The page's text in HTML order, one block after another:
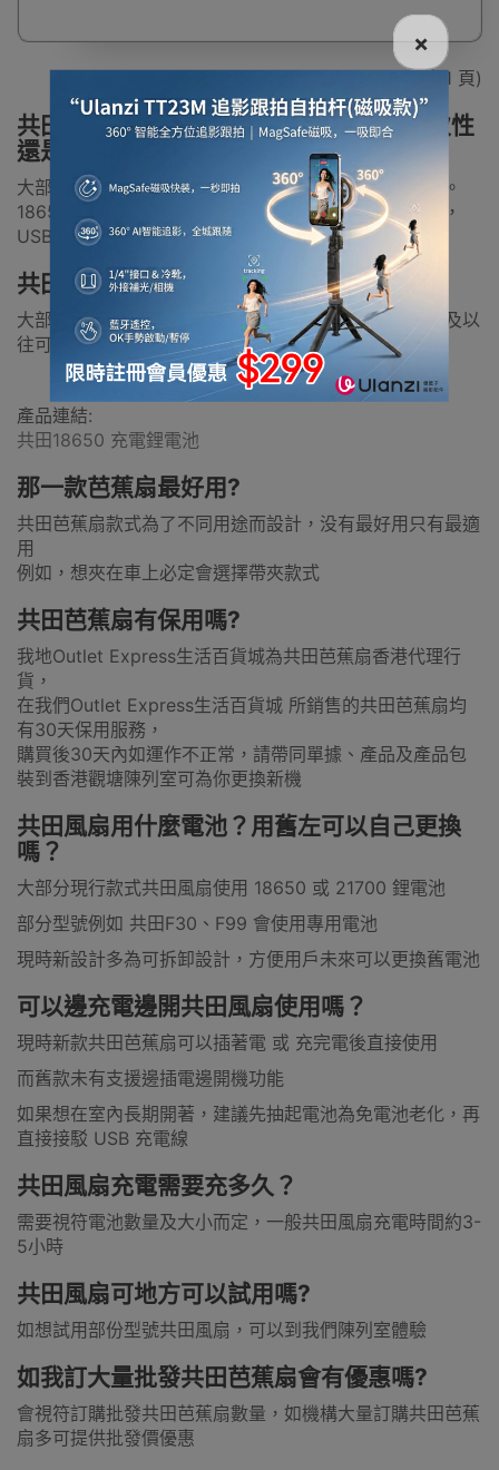
顯示 1 - 2 / 2 (共 1 頁)
×
共田芭蕉扇使用的是什麼電池?電池是一次性
還是充電式?
大部分共田芭蕉扇都是使用共田自家生產18650鋰電池。
18650鋰電池是一種可重用的充電式電池，電量用光後，
USB充電線插到風扇機身直接可為電池充電。
共田芭蕉扇能自行更換電池嗎?
大部份新款型號能更換電池，如電池使用多次後效果不及以
往可以自行更換電池。
產品連結:
共田18650 充電鋰電池
那一款芭蕉扇最好用?
共田芭蕉扇款式為了不同用途而設計，没有最好用只有最適
用
例如，想夾在車上必定會選擇帶夾款式
共田芭蕉扇有保用嗎?
我地Outlet Express生活百貨城為共田芭蕉扇香港代理行
貨，
在我們Outlet Express生活百貨城 所銷售的共田芭蕉扇均
有30天保用服務，
購買後30天內如運作不正常，請帶同單據、產品及產品包
裝到香港觀塘陳列室可為你更換新機
共田風扇用什麼電池？用舊左可以自己更換
嗎？
大部分現行款式共田風扇使用 18650 或 21700 鋰電池
部分型號例如 共田F30、F99 會使用專用電池
現時新設計多為可拆卸設計，方便用戶未來可以更換舊電池
可以邊充電邊開共田風扇使用嗎？
現時新款共田芭蕉扇可以插著電 或 充完電後直接使用
而舊款未有支援邊插電邊開機功能
如果想在室內長期開著，建議先抽起電池為免電池老化，再
直接接駁 USB 充電線
共田風扇充電需要充多久？
需要視符電池數量及大小而定，一般共田風扇充電時間約3-
5小時
共田風扇可地方可以試用嗎?
如想試用部份型號共田風扇，可以到我們陳列室體驗
如我訂大量批發共田芭蕉扇會有優惠嗎?
會視符訂購批發共田芭蕉扇數量，如機構大量訂購共田芭蕉
扇多可提供批發價優惠